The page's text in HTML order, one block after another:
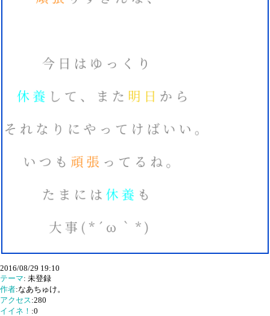
2016/08/29 19:10
テーマ: 未登録
作者:なあちゅけ。
アクセス :280
イイネ！ :0